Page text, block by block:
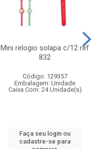
Mini relogio solapa c/12 ref
832
Código: 129357
Embalagem: Unidade
Caixa Com: 24 Unidade(s)
Faça seu login ou
cadastre-se para